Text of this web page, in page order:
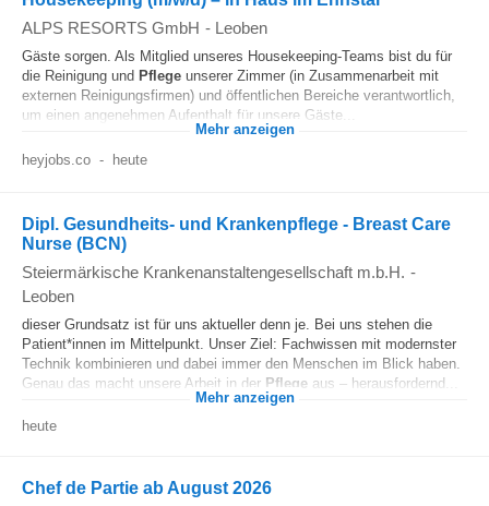
ALPS RESORTS GmbH - Leoben
Gäste sorgen. Als Mitglied unseres Housekeeping-Teams bist du für
die Reinigung und Pflege unserer Zimmer (in Zusammenarbeit mit
externen Reinigungsfirmen) und öffentlichen Bereiche verantwortlich,
um einen angenehmen Aufenthalt für unsere Gäste...
Mehr anzeigen
heyjobs.co - heute
Dipl. Gesundheits- und Krankenpflege - Breast Care
Nurse (BCN)
Steiermärkische Krankenanstaltengesellschaft m.b.H. -
Leoben
dieser Grundsatz ist für uns aktueller denn je. Bei uns stehen die
Patient*innen im Mittelpunkt. Unser Ziel: Fachwissen mit modernster
Technik kombinieren und dabei immer den Menschen im Blick haben.
Genau das macht unsere Arbeit in der Pflege aus – herausfordernd...
Mehr anzeigen
heute
Chef de Partie ab August 2026